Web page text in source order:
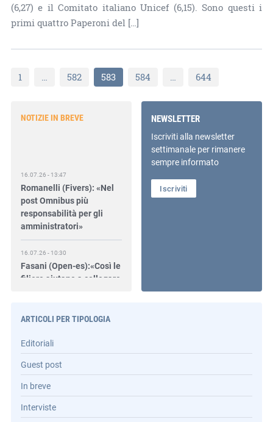
(6,27) e il Comitato italiano Unicef (6,15). Sono questi i
primi quattro Paperoni del […]
1 … 582 583 584 … 644
NOTIZIE IN BREVE
post Omnibus più
responsabilità per gli
amministratori»
filiere aiutano a collegare
15.07.26 - 12:37
Locati (De Nora): «Il
valore di una governance
forte»
15.07.26 - 10:00
Astm, primo Green
Finance Framework per
NEWSLETTER
Iscriviti alla newsletter
settimanale per rimanere
sempre informato
Iscriviti
ARTICOLI PER TIPOLOGIA
Editoriali
Guest post
In breve
Interviste